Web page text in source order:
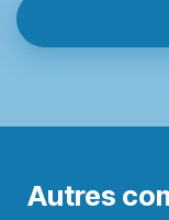
Autres